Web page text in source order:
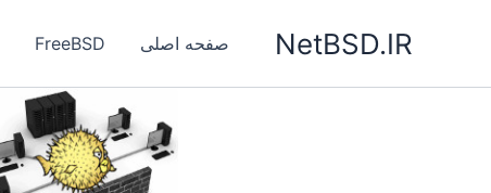
NetBSD.IR صفحه اصلی FreeBSD